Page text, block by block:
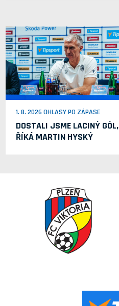
1. 8. 2026 OHLASY PO ZÁPASE
DOSTALI JSME LACINÝ GÓL,
ŘÍKÁ MARTIN HYSKÝ